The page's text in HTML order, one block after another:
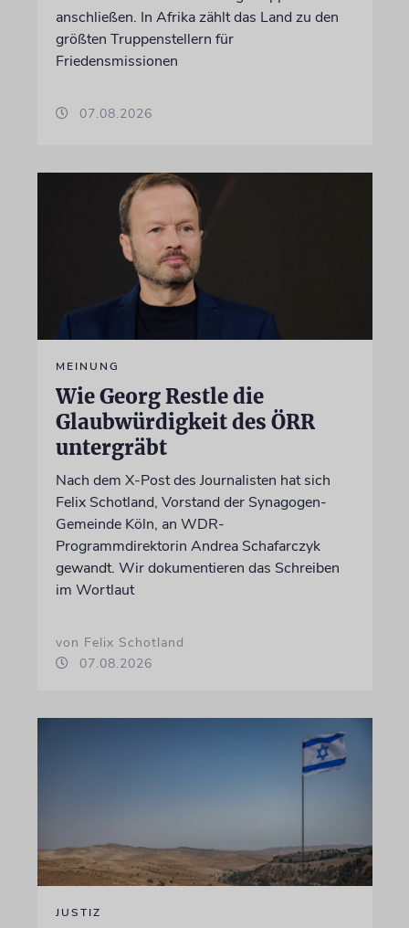
anschließen. In Afrika zählt das Land zu den
größten Truppenstellern für
Friedensmissionen
07.08.2026
MEINUNG
Wie Georg Restle die
Glaubwürdigkeit des ÖRR
untergräbt
Nach dem X-Post des Journalisten hat sich
Felix Schotland, Vorstand der Synagogen-
Gemeinde Köln, an WDR-
Programmdirektorin Andrea Schafarczyk
gewandt. Wir dokumentieren das Schreiben
im Wortlaut
von Felix Schotland
07.08.2026
JUSTIZ